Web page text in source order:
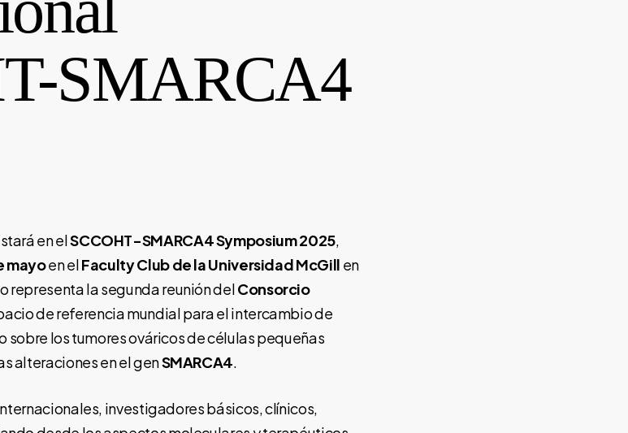
SMARCA4
en elSCCOHT-SMARCA4 Symposium 2025,
mayoen elFaculty Club de la Universidad McGill en
representa la segunda reunión delConsorcio
de referencia mundial para el intercambio de
los tumores ováricos de células pequeñas
alteraciones en el genSMARCA4.
investigadores básicos, clínicos,